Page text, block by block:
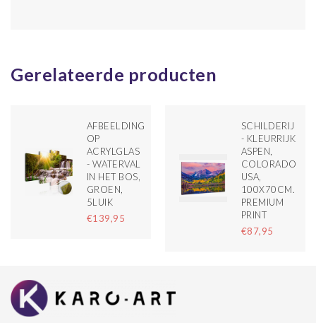
Gerelateerde producten
AFBEELDING
OP
ACRYLGLAS
- WATERVAL
IN HET BOS,
GROEN,
5LUIK
€139,95
SCHILDERIJ
- KLEURRIJK
ASPEN,
COLORADO
USA,
100X70CM.
PREMIUM
PRINT
€87,95